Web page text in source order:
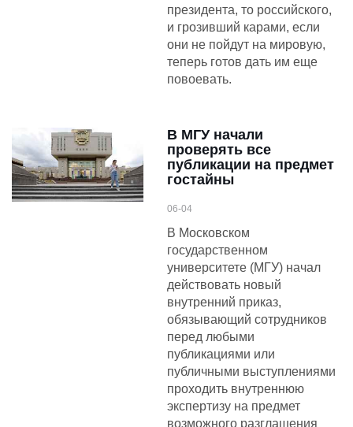
президента, то российского,
и грозивший карами, если
они не пойдут на мировую,
теперь готов дать им еще
повоевать.
​​В МГУ начали
проверять все
публикации на предмет
гостайны
06-04
В Московском
государственном
университете (МГУ) начал
действовать новый
внутренний приказ,
обязывающий сотрудников
перед любыми
публикациями или
публичными выступлениями
проходить внутреннюю
экспертизу на предмет
возможного разглашения